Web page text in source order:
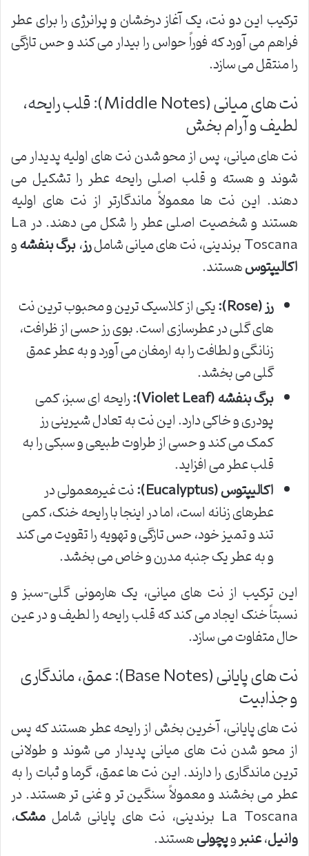
ترکیب این دو نت، یک آغاز درخشان و پرانرژی را برای عطر
فراهم می آورد که فوراً حواس را بیدار می کند و حس تازگی
را منتقل می سازد.
نت های میانی (Middle Notes): قلب رایحه،
لطیف و آرام بخش
نت های میانی، پس از محو شدن نت های اولیه پدیدار می
شوند و هسته و قلب اصلی رایحه عطر را تشکیل می
دهند. این نت ها معمولاً ماندگارتر از نت های اولیه
هستند و شخصیت اصلی عطر را شکل می دهند. در La
Toscana برندینی، نت های میانی شامل
رز،برگ بنفشهو
اکالیپتوسهستند.
رز (Rose):
یکی از کلاسیک ترین و محبوب ترین نت
های گلی در عطرسازی است. بوی رز حسی از ظرافت،
زنانگی و لطافت را به ارمغان می آورد و به عطر عمق
گلی می بخشد.
برگ بنفشه (Violet Leaf):
رایحه ای سبز، کمی
پودری و خاکی دارد. این نت به تعادل شیرینی رز
کمک می کند و حسی از طراوت طبیعی و سبکی را به
قلب عطر می افزاید.
اکالیپتوس (Eucalyptus):
نت غیرمعمولی در
عطرهای زنانه است، اما در اینجا با رایحه خنک، کمی
تند و تمیز خود، حس تازگی و تهویه را تقویت می کند
و به عطر یک جنبه مدرن و خاص می بخشد.
این ترکیب از نت های میانی، یک هارمونی گلی-سبز و
نسبتاً خنک ایجاد می کند که قلب رایحه را لطیف و در عین
حال متفاوت می سازد.
نت های پایانی (Base Notes): عمق، ماندگاری
و جذابیت
نت های پایانی، آخرین بخش از رایحه عطر هستند که پس
از محو شدن نت های میانی پدیدار می شوند و طولانی
ترین ماندگاری را دارند. این نت ها عمق، گرما و ثبات را به
عطر می بخشند و معمولاً سنگین تر و غنی تر هستند. در
La Toscana برندینی، نت های پایانی شامل
مشک،
وانیل،عنبروپچولیهستند.